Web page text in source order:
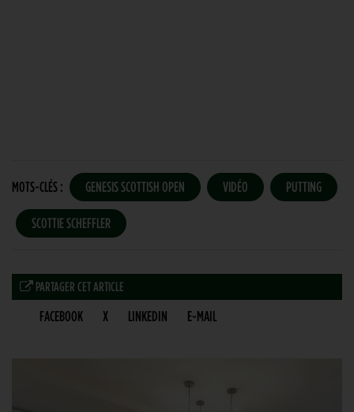
MOTS-CLÉS : GENESIS SCOTTISH OPEN VIDÉO PUTTING
SCOTTIE SCHEFFLER
PARTAGER CET ARTICLE
FACEBOOK X LINKEDIN E-MAIL